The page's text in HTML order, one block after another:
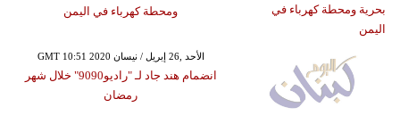
ومحطة كهرباء في اليمن
GMT 10:51 2020 الأحد ,26 إبريل / نيسان
انضمام هند جاد لـ "راديو9090" خلال شهر
رمضان